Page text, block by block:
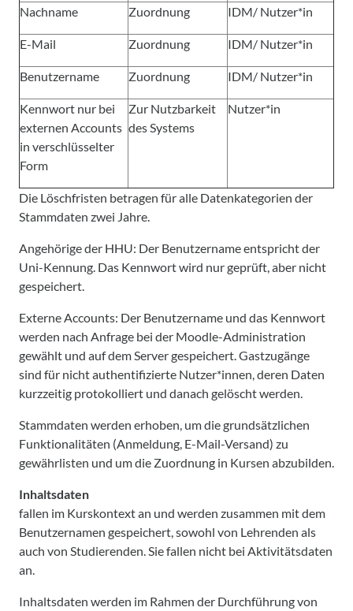
Nachname Zuordnung IDM/ Nutzer*in
E-Mail Zuordnung IDM/ Nutzer*in
Benutzername Zuordnung IDM/ Nutzer*in
Kennwort nur bei
externen Accounts
in verschlüsselter
Form
Zur Nutzbarkeit
des Systems
Nutzer*in
Die Löschfristen betragen für alle Datenkategorien der
Stammdaten zwei Jahre.
Angehörige der HHU: Der Benutzername entspricht der
Uni-Kennung. Das Kennwort wird nur geprüft, aber nicht
gespeichert.
Externe Accounts: Der Benutzername und das Kennwort
werden nach Anfrage bei der Moodle-Administration
gewählt und auf dem Server gespeichert. Gastzugänge
sind für nicht authentifizierte Nutzer*innen, deren Daten
kurzzeitig protokolliert und danach gelöscht werden.
Stammdaten werden erhoben, um die grundsätzlichen
Funktionalitäten (Anmeldung, E-Mail-Versand) zu
gewährlisten und um die Zuordnung in Kursen abzubilden.
Inhaltsdaten
fallen im Kurskontext an und werden zusammen mit dem
Benutzernamen gespeichert, sowohl von Lehrenden als
auch von Studierenden. Sie fallen nicht bei Aktivitätsdaten
an.
Inhaltsdaten werden im Rahmen der Durchführung von